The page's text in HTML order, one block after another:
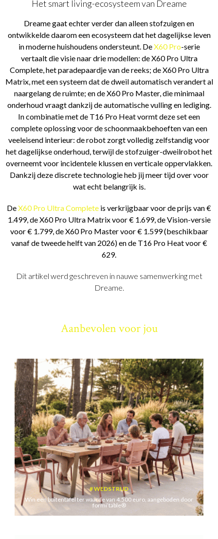
Het smart living-ecosysteem van Dreame
Dreame gaat echter verder dan alleen stofzuigen en
ontwikkelde daarom een ecosysteem dat het dagelijkse leven
in moderne huishoudens ondersteunt. DeX60 Pro-serie
vertaalt die visie naar drie modellen: de X60 Pro Ultra
Complete, het paradepaardje van de reeks; de X60 Pro Ultra
Matrix, met een systeem dat de dweil automatisch verandert al
naargelang de ruimte; en de X60 Pro Master, die minimaal
onderhoud vraagt dankzij de automatische vulling en lediging.
In combinatie met de T16 Pro Heat vormt deze set een
complete oplossing voor de schoonmaakbehoeften van een
veeleisend interieur: de robot zorgt volledig zelfstandig voor
het dagelijkse onderhoud, terwijl de stofzuiger-dweilrobot het
overneemt voor incidentele klussen en verticale oppervlakken.
Dankzij deze discrete technologie heb jij meer tijd over voor
wat echt belangrijk is.
DeX60 Pro Ultra Complete is verkrijgbaar voor de prijs van €
1.499, de X60 Pro Ultra Matrix voor € 1.699, de Vision-versie
voor € 1.799, de X60 Pro Master voor € 1.599 (beschikbaar
vanaf de tweede helft van 2026) en de T16 Pro Heat voor €
629.
Dit artikel werd geschreven in nauwe samenwerking met
Dreame.
Aanbevolen voor jou
WEDSTRIJD
Win een buitentafel ter waarde van 4.500 euro, aangeboden door
formi’table®